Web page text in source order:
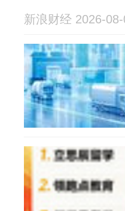
新浪财经 2026-08-